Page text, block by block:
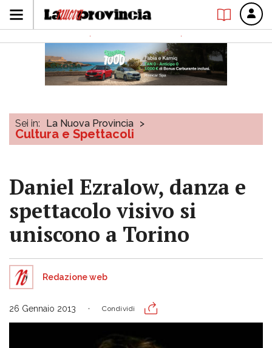
Sei in: La Nuova Provincia >
Cultura e Spettacoli
Daniel Ezralow, danza e
spettacolo visivo si
uniscono a Torino
Redazione web
26 Gennaio 2013 Condividi